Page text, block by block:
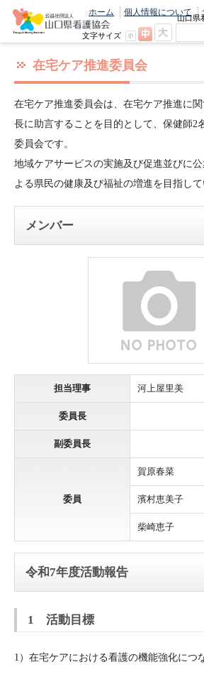
山口県
最新
ホーム 個人情報について
文字サイズ
在宅ケア推進委員会
在宅ケア推進委員会は、在宅ケア推進に
長に助言することを目的として、保健師2
委員会です。
地域ケアサービスの実施及び促進並びに
よる県民の健康及び福祉の増進を目指して
メンバー
担当理事 河上屋里美
委員長
副委員長
委員
賀原春菜
濱村恵美子
柴崎恵子
令和7年度活動報告
1 活動目標
1）在宅ケアにおける看護の機能強化につ